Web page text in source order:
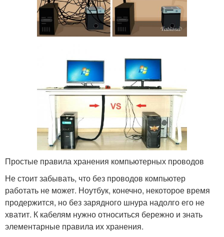
Простые правила хранения компьютерных проводов
Не стоит забывать, что без проводов компьютер
работать не может. Ноутбук, конечно, некоторое время
продержится, но без зарядного шнура надолго его не
хватит. К кабелям нужно относиться бережно и знать
элементарные правила их хранения.